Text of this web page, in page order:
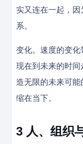
实又连在一起，
系。
变化。速度的变化
现在到未来的时间
造无限的未来可
缩在当下。
3 人、组织